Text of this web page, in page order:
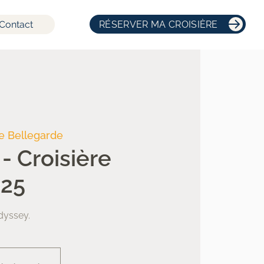
RÉSERVER MA CROISIÈRE
Bellegarde
Croisière